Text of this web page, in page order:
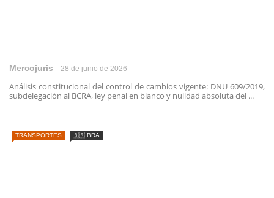
Mercojuris 28 de junio de 2026
Análisis constitucional del control de cambios vigente: DNU 609/2019,
subdelegación al BCRA, ley penal en blanco y nulidad absoluta del ...
TRANSPORTES 🇧🇷 BRA